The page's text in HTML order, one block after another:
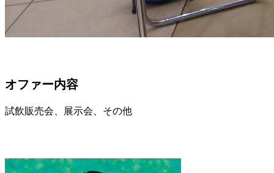
オファー内容
試飲販売会、展示会、その他